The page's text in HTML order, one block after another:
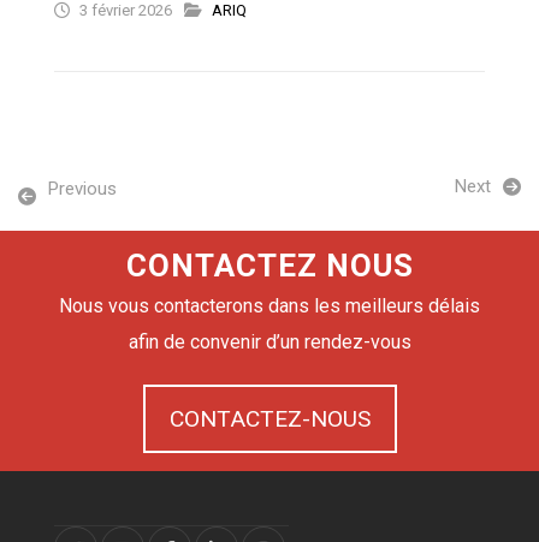
3 février 2026 ARIQ
Previous Next
CONTACTEZ NOUS
Nous vous contacterons dans les meilleurs délais
afin de convenir d’un rendez-vous
CONTACTEZ-NOUS